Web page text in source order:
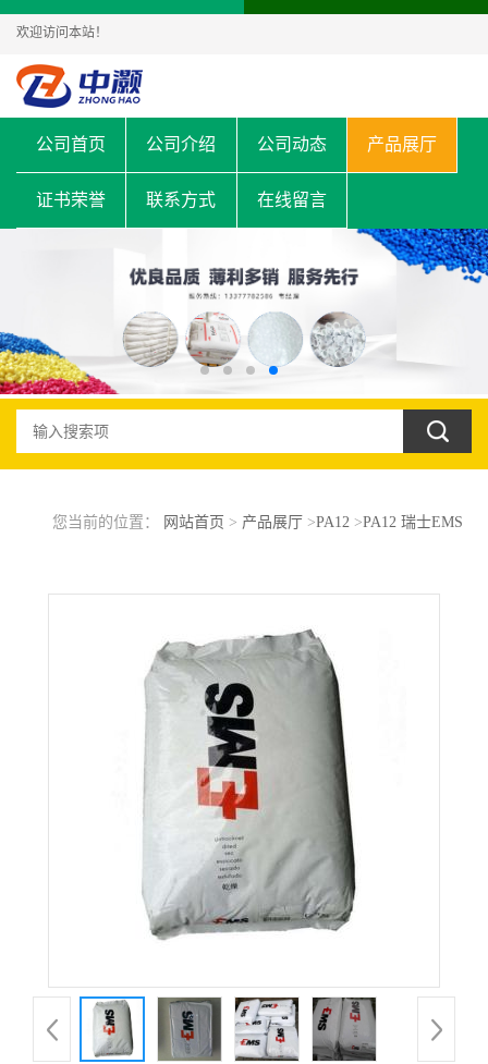
欢迎访问本站！
公司首页 公司介绍 公司动态 产品展厅
证书荣誉 联系方式 在线留言
您当前的位置： 网站首页 > 产品展厅>PA12 >PA12 瑞士EMS